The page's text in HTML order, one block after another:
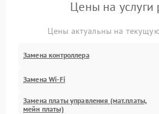
Цены на услуги
Цены актуальны на
Замена контроллера
Замена Wi-Fi
Замена платы управления (мат.платы,
мейн платы)